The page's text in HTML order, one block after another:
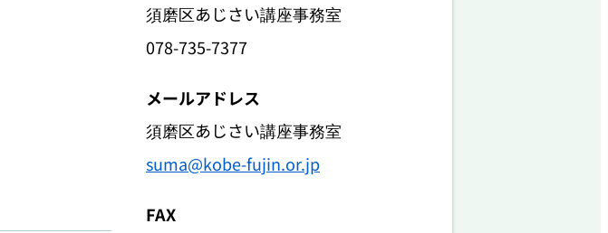
須磨区あじさい講座事務室
078-735-7377
メールアドレス
須磨区あじさい講座事務室
suma@kobe-fujin.or.jp
FAX